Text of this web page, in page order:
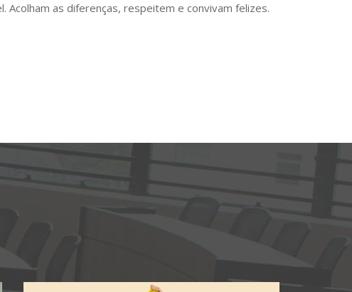
Acolham as diferenças, respeitem e convivam felizes.